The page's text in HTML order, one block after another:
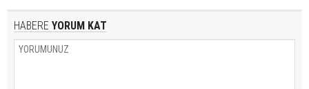
HABERE YORUM KAT